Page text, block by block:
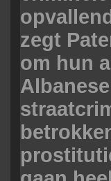
zegt
om hun